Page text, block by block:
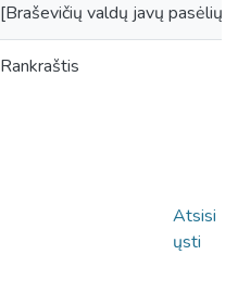
[Braševičių valdų javų pasėlių
Rankraštis
Atsisi
ųsti